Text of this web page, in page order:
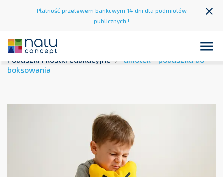
Płatność przelewem bankowym 14 dni dla podmiotów
publicznych !
close

Strona główna
Poduszki i kostki edukacyjne
Gniotek - poduszka do
boksowania